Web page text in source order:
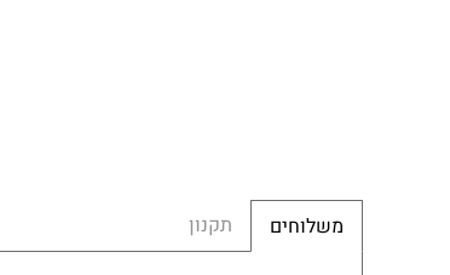
משלוחים תקנון